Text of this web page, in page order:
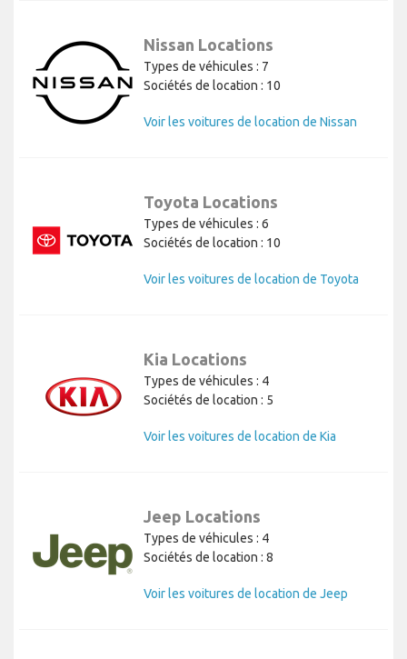
Nissan Locations
Types de véhicules : 7
Sociétés de location : 10
Voir les voitures de location de Nissan
Toyota Locations
Types de véhicules : 6
Sociétés de location : 10
Voir les voitures de location de Toyota
Kia Locations
Types de véhicules : 4
Sociétés de location : 5
Voir les voitures de location de Kia
Jeep Locations
Types de véhicules : 4
Sociétés de location : 8
Voir les voitures de location de Jeep